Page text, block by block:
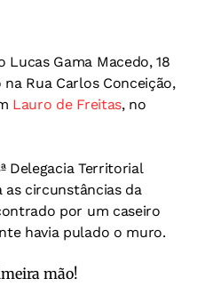
Gama Macedo, 18
Rua Carlos Conceição,
Lauro de Freitas, no
Delegacia Territorial
as circunstâncias da
por um caseiro
havia pulado o muro.
mão!